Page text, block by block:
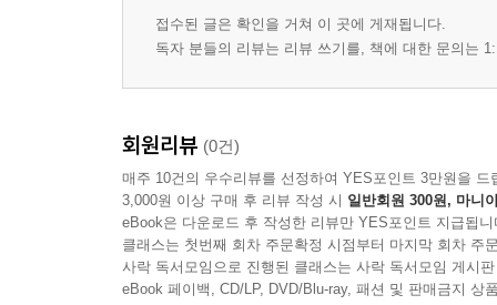
접수된 글은 확인을 거쳐 이 곳에 게재됩니다.
독자 분들의 리뷰는 리뷰 쓰기를, 책에 대한 문의는
회원리뷰 (0건)
매주 10건의 우수리뷰를 선정하여 YES포인트 3만원을 드
3,000원 이상 구매 후 리뷰 작성 시 일반회원 300원, 마니
eBook은 다운로드 후 작성한 리뷰만 YES포인트 지급됩니
클래스는 첫번째 회차 주문확정 시점부터 마지막 회차 주
사락 독서모임으로 진행된 클래스는 사락 독서모임 게시
eBook 페이백, CD/LP, DVD/Blu-ray, 패션 및 판매금지 상